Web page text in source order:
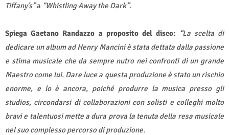
Tiffany’s”a “Whistling Away the Dark”.
Spiega Gaetano Randazzo a proposito del disco: “La scelta di
dedicare un album ad Henry Mancini è stata dettata dalla passione
e stima musicale che da sempre nutro nei confronti di un grande
Maestro come lui. Dare luce a questa produzione è stato un rischio
enorme, e lo è ancora, poiché produrre la musica presso gli
studios, circondarsi di collaborazioni con solisti e colleghi molto
bravi e talentuosi mette a dura prova la tenuta della resa musicale
nel suo complesso percorso di produzione.